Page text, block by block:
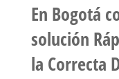
En Bogotá
solución
la Correcta